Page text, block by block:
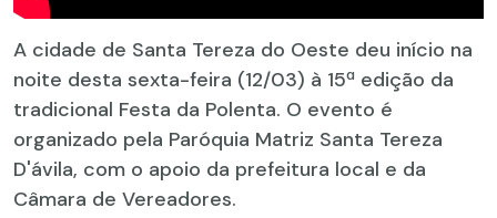
A cidade de Santa Tereza do Oeste deu início na
noite desta sexta-feira (12/03) à 15ª edição da
tradicional Festa da Polenta. O evento é
organizado pela Paróquia Matriz Santa Tereza
D'ávila, com o apoio da prefeitura local e da
Câmara de Vereadores.